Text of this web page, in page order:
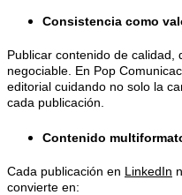
Consistencia como
Publicar contenido de calidad,
negociable. En Pop
editorial cuidando no solo la
cada publicación.
Contenido
Cada publicación en LinkedIn
convierte en: